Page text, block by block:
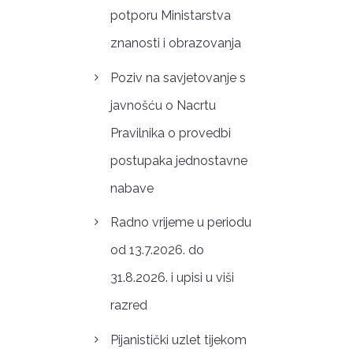
potporu Ministarstva
znanosti i obrazovanja
Poziv na savjetovanje s
javnošću o Nacrtu
Pravilnika o provedbi
postupaka jednostavne
nabave
Radno vrijeme u periodu
od 13.7.2026. do
31.8.2026. i upisi u viši
razred
Pijanistički uzlet tijekom